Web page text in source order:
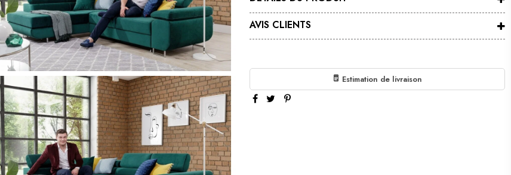
AVIS CLIENTS
Estimation de livraison